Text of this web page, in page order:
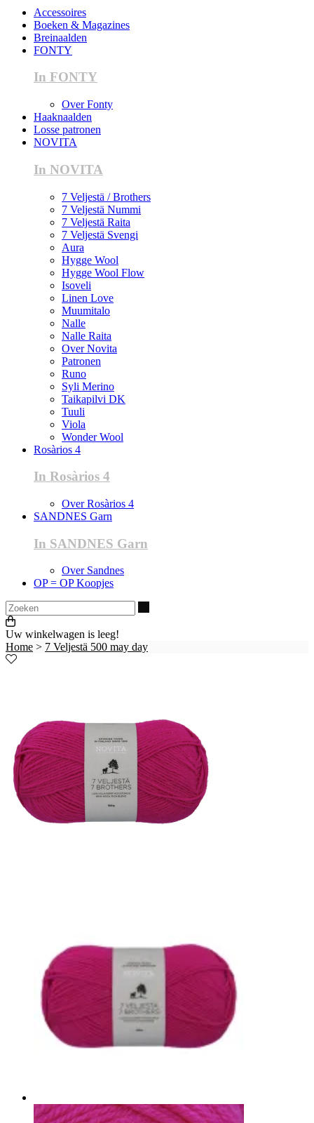
Accessoires
Boeken & Magazines
Breinaalden
FONTY
In FONTY
Over Fonty
Haaknaalden
Losse patronen
NOVITA
In NOVITA
7 Veljestä / Brothers
7 Veljestä Nummi
7 Veljestä Raita
7 Veljestä Svengi
Aura
Hygge Wool
Hygge Wool Flow
Isoveli
Linen Love
Muumitalo
Nalle
Nalle Raita
Over Novita
Patronen
Runo
Syli Merino
Taikapilvi DK
Tuuli
Viola
Wonder Wool
Rosàrios 4
In Rosàrios 4
Over Rosàrios 4
SANDNES Garn
In SANDNES Garn
Over Sandnes
OP = OP Koopjes
Uw winkelwagen is leeg!
Home > 7 Veljestä 500 may day